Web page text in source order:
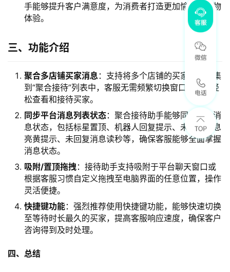
手能够提升客户满意度，为消费者打造更加愉悦的购物
体验。
三、功能介绍
聚合多店铺买家消息 ：支持将多个店铺的买家消息汇集
到“聚合接待”列表中，客服无需频繁切换窗口，即可轻
松查看和接待买家。
同步平台消息列表状态：聚合接待助手能够同步平台消
息状态，包括标星置顶、机器人回复提示、未读新消息
亮黄提示、未回复消息读秒等，确保客服能够全面掌握
消息状态。
吸附/置顶拖拽：接待助手支持吸附于平台聊天窗口或
根据客服习惯自定义拖拽至电脑界面的任意位置，操作
灵活便捷。
快捷键功能：强烈推荐使用快捷键功能，能够快速切换
至等待时长最久的买家，提高客服响应速度，确保客户
咨询得到及时处理。
四、总结